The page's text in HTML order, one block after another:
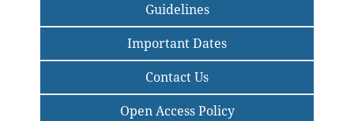
Guidelines
Important Dates
Contact Us
Open Access Policy